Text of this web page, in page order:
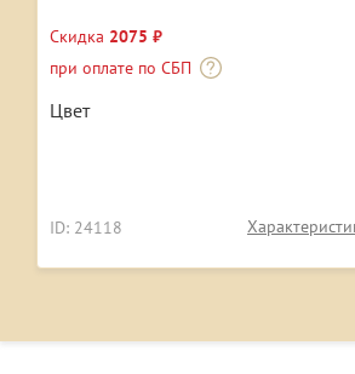
Скидка 2075 ₽
при оплате по СБП
Цвет
ID: 24118